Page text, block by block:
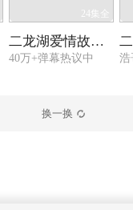
24集全
二龙湖爱情故事 2021
40万+弹幕热议中 浩
换一换